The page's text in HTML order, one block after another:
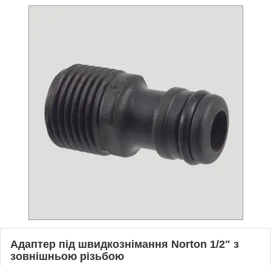
Адаптер під швидкознімання Norton 1/2" з
зовнішньою різьбою